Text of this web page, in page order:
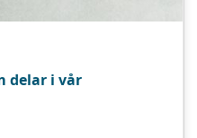
delar i vår